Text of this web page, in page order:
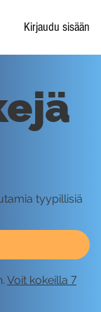
Kirjaudu sisään
tyypillisiä
Voit kokeilla 7